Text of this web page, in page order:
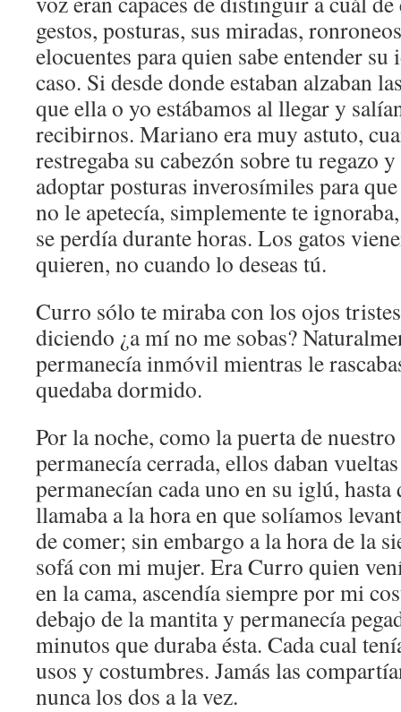
gestos, posturas, sus miradas,
elocuentes para quien sabe entender
caso. Si desde donde estaban alzaban
que ella o yo estábamos al llegar y
recibirnos. Mariano era muy astuto,
restregaba su cabezón sobre tu regazo y
adoptar posturas inverosímiles para
no le apetecía, simplemente te
se perdía durante horas. Los gatos
quieren, no cuando lo deseas tú.
Curro sólo te miraba con los ojos
diciendo ¿a mí no me sobas?
permanecía inmóvil mientras le
quedaba dormido.
Por la noche, como la puerta de
permanecía cerrada, ellos daban
permanecían cada uno en su iglú,
llamaba a la hora en que solíamos
de comer; sin embargo a la hora de la
sofá con mi mujer. Era Curro quien
en la cama, ascendía siempre por mi
debajo de la mantita y permanecía
minutos que duraba ésta. Cada cual
usos y costumbres. Jamás las
nunca los dos a la vez.